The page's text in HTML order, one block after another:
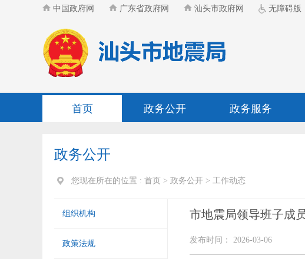
中国政府网 广东省政府网 汕头市政府网 无障碍版
首页 政务公开 政务服务
政务公开
您现在所在的位置 : 首页 > 政务公开 > 工作动态
组织机构
政策法规
市地震局领导班子成
发布时间： 2026-03-06